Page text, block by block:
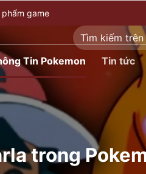
game
Tìm
kiếm:
Tin Pokemon Tin tức
trong